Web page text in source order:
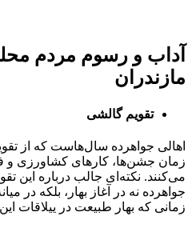
آداب و رسوم مردم
مازندران
تقویم گالشی
اهالی جواهرده سال‌هاست که از
زمان جشن‌ها، کارهای کشاورزی و
می‌کنند. نکته‌ای جالب درباره این
جواهرده نه در آغاز بهار، بلکه در
زمانی که بهار طبیعت در ییلاقات